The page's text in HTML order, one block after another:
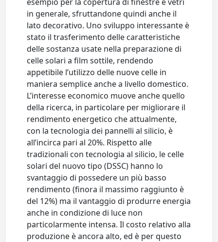
in generale, sfruttandone quindi anche il
lato decorativo. Uno sviluppo interessante è
stato il trasferimento delle caratteristiche
delle sostanza usate nella preparazione di
celle solari a film sottile, rendendo
appetibile l’utilizzo delle nuove celle in
maniera semplice anche a livello domestico.
L’interesse economico muove anche quello
della ricerca, in particolare per migliorare il
rendimento energetico che attualmente,
con la tecnologia dei pannelli al silicio, è
all’incirca pari al 20%. Rispetto alle
tradizionali con tecnologia al silicio, le celle
solari del nuovo tipo (DSSC) hanno lo
svantaggio di possedere un più basso
rendimento (finora il massimo raggiunto è
del 12%) ma il vantaggio di produrre energia
anche in condizione di luce non
particolarmente intensa. Il costo relativo alla
produzione è ancora alto, ed è per questo